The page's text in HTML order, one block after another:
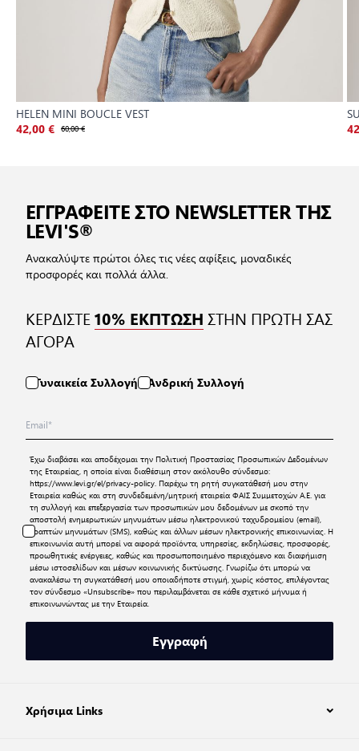
HELEN MINI BOUCLE VEST
42,00 € 60,00 €
ΕΓΓΡΑΦΕΙΤΕ ΣΤΟ NEWSLETTER ΤΗΣ
LEVI'S®
Ανακαλύψτε πρώτοι όλες τις νέες αφίξεις, μοναδικές
προσφορές και πολλά άλλα.
ΚΕΡΔΙΣΤΕ10% ΕΚΠΤΩΣΗ ΣΤΗΝ ΠΡΩΤΗ ΣΑΣ
ΑΓΟΡΑ
Γυναικεία Συλλογή Ανδρική Συλλογή
Έχω διαβάσει και αποδέχομαι την Πολιτική Προστασίας Προσωπικών Δεδομένων
της Εταιρείας, η οποία είναι διαθέσιμη στον ακόλουθο σύνδεσμο:
https://www.levi.gr/el/privacy-policy. Παρέχω τη ρητή συγκατάθεσή μου στην
Εταιρεία καθώς και στη συνδεδεμένη/μητρική εταιρεία ΦΑΙΣ Συμμετοχών Α.Ε. για
τη συλλογή και επεξεργασία των προσωπικών μου δεδομένων με σκοπό την
αποστολή ενημερωτικών μηνυμάτων μέσω ηλεκτρονικού ταχυδρομείου (email),
γραπτών μηνυμάτων (SMS), καθώς και άλλων μέσων ηλεκτρονικής επικοινωνίας. Η
επικοινωνία αυτή μπορεί να αφορά προϊόντα, υπηρεσίες, εκδηλώσεις, προσφορές,
προωθητικές ενέργειες, καθώς και προσωποποιημένο περιεχόμενο και διαφήμιση
μέσω ιστοσελίδων και μέσων κοινωνικής δικτύωσης. Γνωρίζω ότι μπορώ να
ανακαλέσω τη συγκατάθεσή μου οποιαδήποτε στιγμή, χωρίς κόστος, επιλέγοντας
τον σύνδεσμο «Unsubscribe» που περιλαμβάνεται σε κάθε σχετικό μήνυμα ή
επικοινωνώντας με την Εταιρεία.
Εγγραφή
Χρήσιμα Links